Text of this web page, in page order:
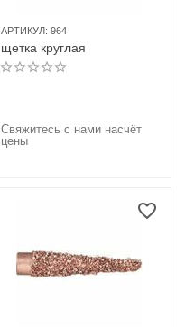
АРТИКУЛ: 964
щетка круглая
Свяжитесь с нами насчёт
цены